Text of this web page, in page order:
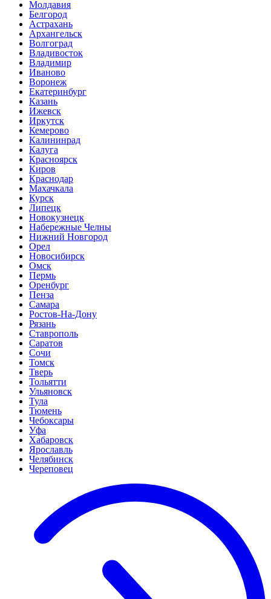
Молдавия
Белгород
Астрахань
Архангельск
Волгоград
Владивосток
Владимир
Иваново
Воронеж
Екатеринбург
Казань
Ижевск
Иркутск
Кемерово
Калининрад
Калуга
Красноярск
Киров
Краснодар
Махачкала
Курск
Липецк
Новокузнецк
Набережные Челны
Нижний Новгород
Орел
Новосибирск
Омск
Пермь
Оренбург
Пенза
Самара
Ростов-На-Дону
Рязань
Ставрополь
Саратов
Сочи
Томск
Тверь
Тольятти
Ульяновск
Тула
Тюмень
Чебоксары
Уфа
Хабаровск
Ярославль
Челябинск
Череповец